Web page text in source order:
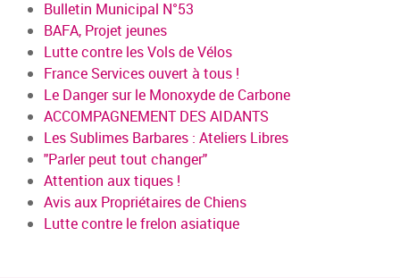
Bulletin Municipal N°53
BAFA, Projet jeunes
Lutte contre les Vols de Vélos
France Services ouvert à tous !
Le Danger sur le Monoxyde de Carbone
ACCOMPAGNEMENT DES AIDANTS
Les Sublimes Barbares : Ateliers Libres
"Parler peut tout changer"
Attention aux tiques !
Avis aux Propriétaires de Chiens
Lutte contre le frelon asiatique